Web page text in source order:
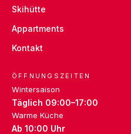
Skihütte
Appartments
Kontakt
ÖFFNUNGSZEITEN
Wintersaison
Täglich 09:00–17:00
Warme Küche
Ab 10:00 Uhr